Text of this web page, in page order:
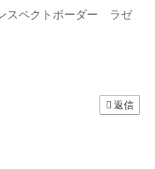
ペクトボーダー ラゼ
返信